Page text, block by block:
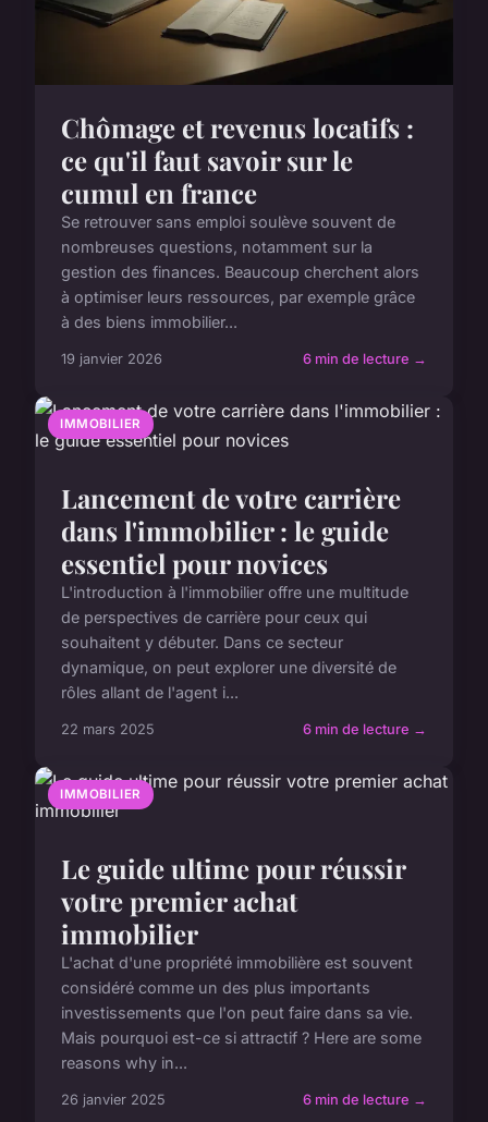
Chômage et revenus locatifs :
ce qu'il faut savoir sur le
cumul en france
Se retrouver sans emploi soulève souvent de
nombreuses questions, notamment sur la
gestion des finances. Beaucoup cherchent alors
à optimiser leurs ressources, par exemple grâce
à des biens immobilier...
19 janvier 2026 6 min de lecture →
IMMOBILIER
Lancement de votre carrière
dans l'immobilier : le guide
essentiel pour novices
L'introduction à l'immobilier offre une multitude
de perspectives de carrière pour ceux qui
souhaitent y débuter. Dans ce secteur
dynamique, on peut explorer une diversité de
rôles allant de l'agent i...
22 mars 2025 6 min de lecture →
IMMOBILIER
Le guide ultime pour réussir
votre premier achat
immobilier
L'achat d'une propriété immobilière est souvent
considéré comme un des plus importants
investissements que l'on peut faire dans sa vie.
Mais pourquoi est-ce si attractif ? Here are some
reasons why in...
26 janvier 2025 6 min de lecture →